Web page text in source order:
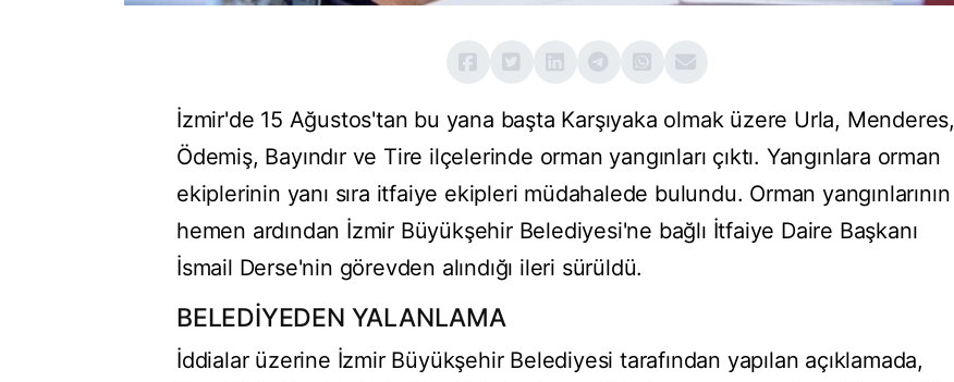
İzmir'de 15 Ağustos'tan bu yana başta Karşıyaka olmak üzere Urla, Menderes,
Ödemiş, Bayındır ve Tire ilçelerinde orman yangınları çıktı. Yangınlara orman
ekiplerinin yanı sıra itfaiye ekipleri müdahalede bulundu. Orman yangınlarının
hemen ardından İzmir Büyükşehir Belediyesi'ne bağlı İtfaiye Daire Başkanı
İsmail Derse'nin görevden alındığı ileri sürüldü.
BELEDİYEDEN YALANLAMA
İddialar üzerine İzmir Büyükşehir Belediyesi tarafından yapılan açıklamada,